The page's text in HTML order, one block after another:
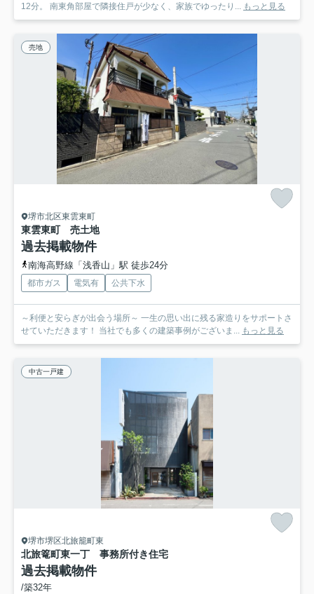
12分。 南東角部屋で隣接住戸が少なく、家族でゆったり... もっと見る
売地
堺市北区東雲東町
東雲東町 売土地
過去掲載物件
南海高野線「浅香山」駅 徒歩24分
都市ガス 電気有 公共下水
～利便と安らぎが出会う場所～ 一生の思い出に残る家造りをサポートさ
せていただきます！ 当社でも多くの建築事例がございま... もっと見る
中古一戸建
堺市堺区北旅籠町東
北旅篭町東一丁 事務所付き住宅
過去掲載物件
/築32年